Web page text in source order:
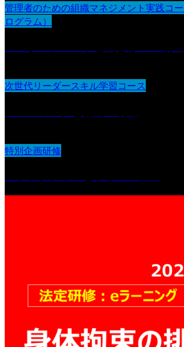
管理者のための組織マネジメント実践コ
ログラム）
次世代リーダースキル学習コース
特別企画研修